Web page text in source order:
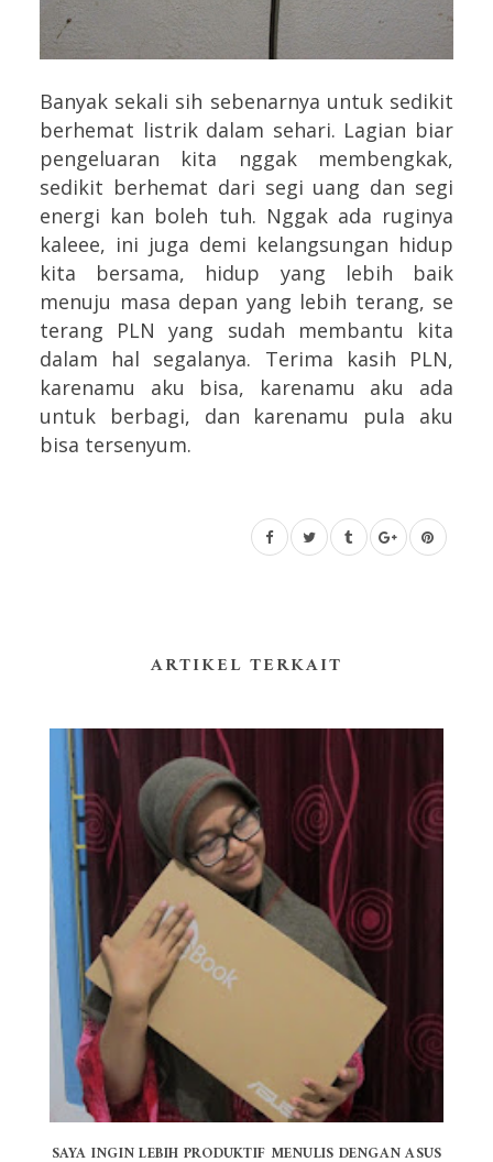
Banyak sekali sih sebenarnya untuk sedikit
berhemat listrik dalam sehari. Lagian biar
pengeluaran kita nggak membengkak,
sedikit berhemat dari segi uang dan segi
energi kan boleh tuh. Nggak ada ruginya
kaleee, ini juga demi kelangsungan hidup
kita bersama, hidup yang lebih baik
menuju masa depan yang lebih terang, se
terang PLN yang sudah membantu kita
dalam hal segalanya. Terima kasih PLN,
karenamu aku bisa, karenamu aku ada
untuk berbagi, dan karenamu pula aku
bisa tersenyum.
ARTIKEL TERKAIT
SAYA INGIN LEBIH PRODUKTIF MENULIS DENGAN ASUS